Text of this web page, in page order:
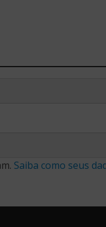
Saiba como seus